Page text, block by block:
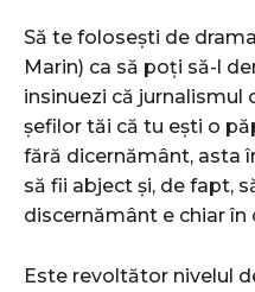
Să te folosești de
Marin) ca să poți să-l
insinuezi că jurnalismul
șefilor tăi că tu ești o
fără dicernământ, asta
să fii abject și, de fapt,
discernământ e chiar în
Este revoltător nivelul